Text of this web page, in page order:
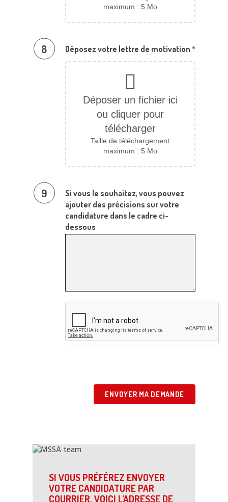
maximum : 5 Mo
Déposez votre lettre de motivation *
Déposer un fichier ici
ou cliquer pour
télécharger
Taille de téléchargement
maximum : 5 Mo
Si vous le souhaitez, vous pouvez
ajouter des précisions sur votre
candidature dans le cadre ci-
dessous
ENVOYER MA DEMANDE
SI VOUS PRÉFÉREZ ENVOYER
VOTRE CANDIDATURE PAR
COURRIER, VOICI L’ADRESSE DE